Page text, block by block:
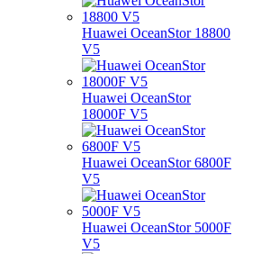
Huawei OceanStor 18800
V5
Huawei OceanStor
18000F V5
Huawei OceanStor 6800F
V5
Huawei OceanStor 5000F
V5